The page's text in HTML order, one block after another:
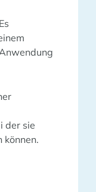
der sie
können.